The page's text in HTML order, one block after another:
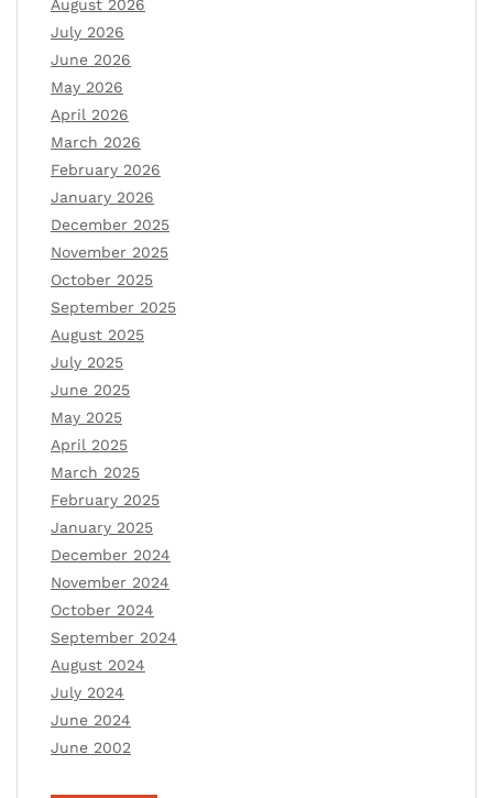
August 2026
July 2026
June 2026
May 2026
April 2026
March 2026
February 2026
January 2026
December 2025
November 2025
October 2025
September 2025
August 2025
July 2025
June 2025
May 2025
April 2025
March 2025
February 2025
January 2025
December 2024
November 2024
October 2024
September 2024
August 2024
July 2024
June 2024
June 2002